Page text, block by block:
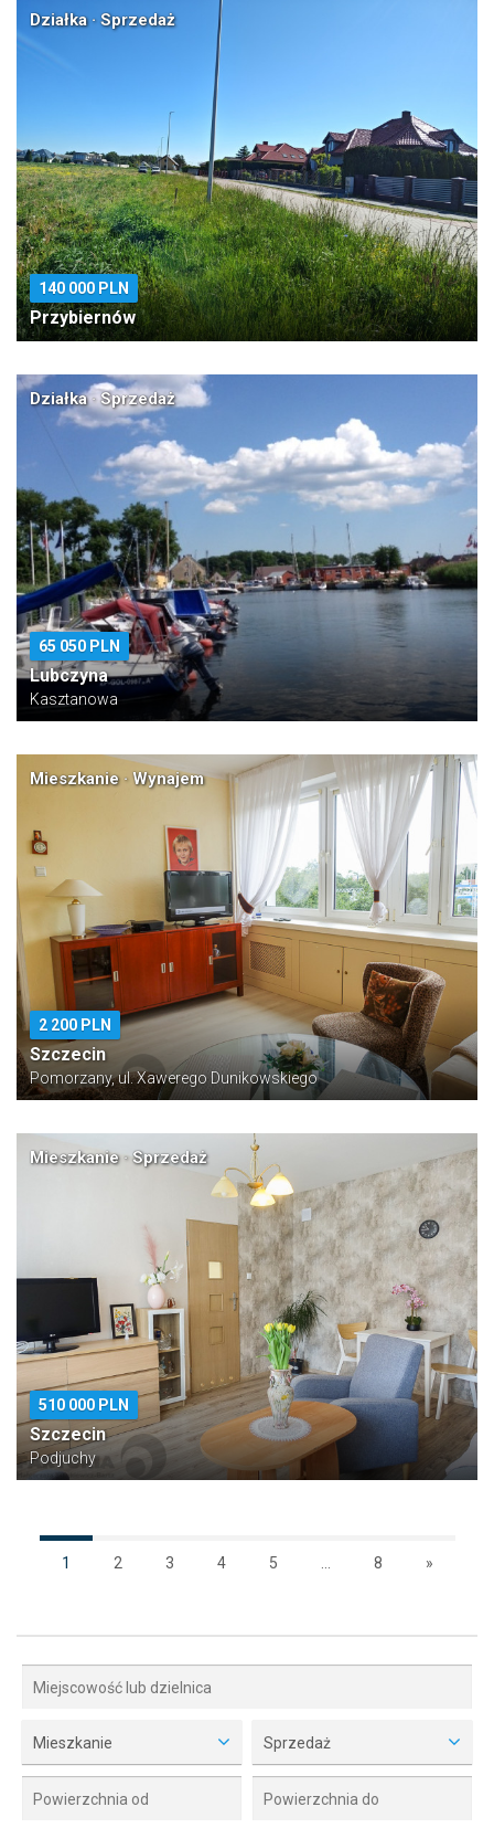
Działka · Sprzedaż
140 000 PLN
Przybiernów
Działka · Sprzedaż
65 050 PLN
Lubczyna
Kasztanowa
Mieszkanie · Wynajem
2 200 PLN
Szczecin
Pomorzany, ul. Xawerego Dunikowskiego
Mieszkanie · Sprzedaż
510 000 PLN
Szczecin
Podjuchy
1 2 3 4 5 8 »
Mieszkanie Sprzedaż